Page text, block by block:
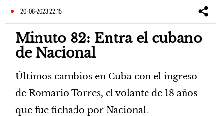
20-06-2023 22:15
Minuto 82: Entra el cubano
de Nacional
Últimos cambios en Cuba con el ingreso
de Romario Torres, el volante de 18 años
que fue fichado por Nacional.